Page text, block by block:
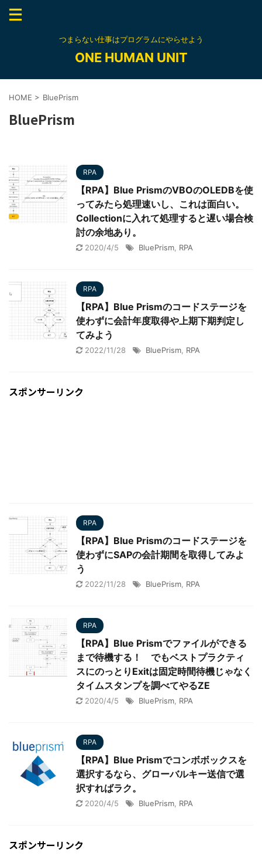
つまらない仕事はプログラムにやらせよう
ONE HUMAN UNIT
HOME > BluePrism
BluePrism
RPA
【RPA】Blue PrismのVBOのOLEDBを使
ってみたら処理速いし、これは面白い。
Collectionに入れて処理すると遅い場合検
討の余地あり。
2020/4/5 BluePrism RPA
RPA
【RPA】Blue Prismのコードステージを
使わずに会計年度取得や上期下期判定し
てみよう
2022/11/28 BluePrism RPA
スポンサーリンク
RPA
【RPA】Blue Prismのコードステージを
使わずにSAPの会計期間を取得してみよ
う
2022/11/28 BluePrism RPA
RPA
【RPA】Blue Prismでファイルができる
まで待機する！ でもベストプラクティ
スにのっとりExitは固定時間待機じゃなく
タイムスタンプを調べてやるZE
2020/4/5 BluePrism RPA
RPA
【RPA】Blue Prismでコンボボックスを
選択するなら、グローバルキー送信で選
択すればラク。
2020/4/5 BluePrism RPA
スポンサーリンク